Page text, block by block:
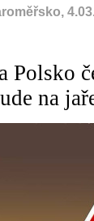
Polsko
na